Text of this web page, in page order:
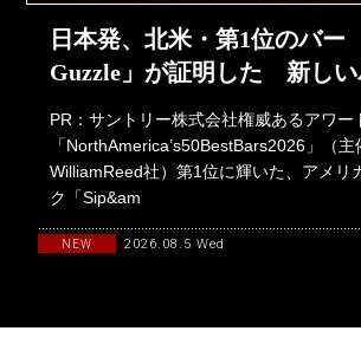
日本発、北米・第1位のバ
Guzzle」が証明した 新しい
PR：サントリー株式会社権威あるアワー
「NorthAmerica’s50BestBars2026」（主
WilliamReed社）第1位に輝いた、アメリ
ク「Sip&am
NEW 2026.08.5 Wed